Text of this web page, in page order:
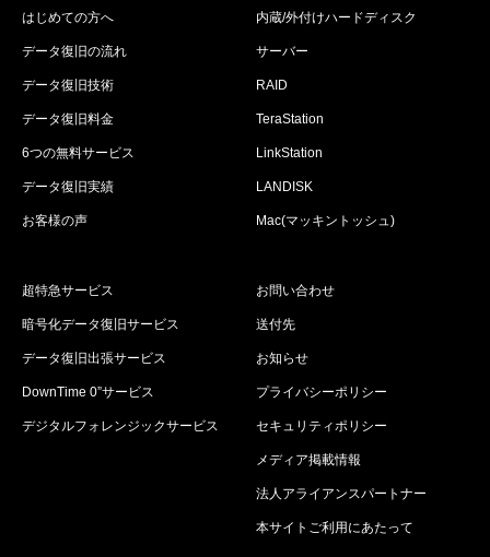
はじめての方へ
データ復旧の流れ
データ復旧技術
データ復旧料金
6つの無料サービス
データ復旧実績
お客様の声
内蔵/外付けハードディスク
サーバー
RAID
TeraStation
LinkStation
LANDISK
Mac(マッキントッシュ)
超特急サービス
暗号化データ復旧サービス
データ復旧出張サービス
DownTime 0”サービス
デジタルフォレンジックサービス
お問い合わせ
送付先
お知らせ
プライバシーポリシー
セキュリティポリシー
メディア掲載情報
法人アライアンスパートナー
本サイトご利用にあたって